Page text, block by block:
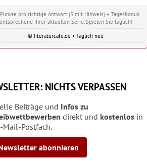
pro richtige Antwort (5 mit Hinweis) + Tagesbonus
entsprechend Ihrer aktuellen Serie. Spielen Sie täglich!
© literaturcafe.de • Täglich neu
NICHTS VERPASSEN
Beiträge und Infos zu
direkt und kostenlos in
Mail-Postfach.
abonnieren